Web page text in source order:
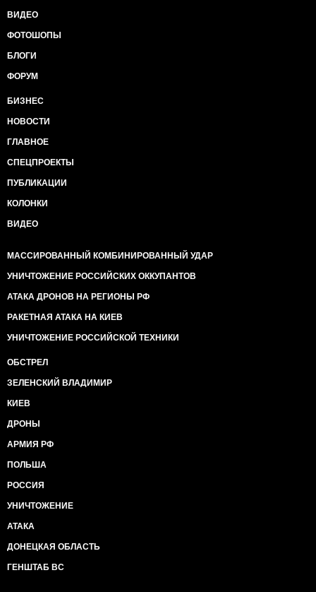
ВИДЕО
ФОТОШОПЫ
БЛОГИ
ФОРУМ
БИЗНЕС
НОВОСТИ
ГЛАВНОЕ
СПЕЦПРОЕКТЫ
ПУБЛИКАЦИИ
КОЛОНКИ
ВИДЕО
МАССИРОВАННЫЙ КОМБИНИРОВАННЫЙ УДАР
УНИЧТОЖЕНИЕ РОССИЙСКИХ ОККУПАНТОВ
АТАКА ДРОНОВ НА РЕГИОНЫ РФ
РАКЕТНАЯ АТАКА НА КИЕВ
УНИЧТОЖЕНИЕ РОССИЙСКОЙ ТЕХНИКИ
ОБСТРЕЛ
ЗЕЛЕНСКИЙ ВЛАДИМИР
КИЕВ
ДРОНЫ
АРМИЯ РФ
ПОЛЬША
РОССИЯ
УНИЧТОЖЕНИЕ
АТАКА
ДОНЕЦКАЯ ОБЛАСТЬ
ГЕНШТАБ ВС